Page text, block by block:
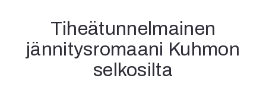
Sarjakuva
Sámegillii
Pääkirjoitus
Paperilehdestä
Oulu2026
Tiheätunnelmainen
jännitysromaani Kuhmon
selkosilta